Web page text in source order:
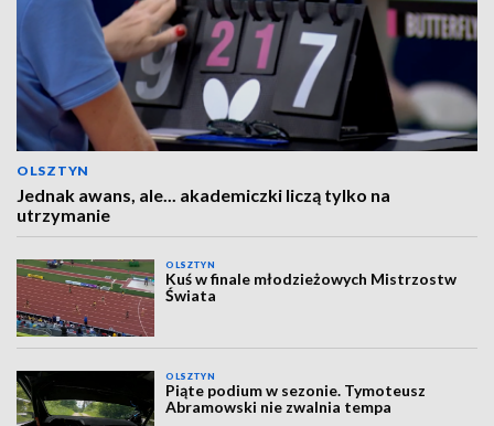
OLSZTYN
Jednak awans, ale... akademiczki liczą tylko na
utrzymanie
OLSZTYN
Kuś w finale młodzieżowych Mistrzostw
Świata
OLSZTYN
Piąte podium w sezonie. Tymoteusz
Abramowski nie zwalnia tempa